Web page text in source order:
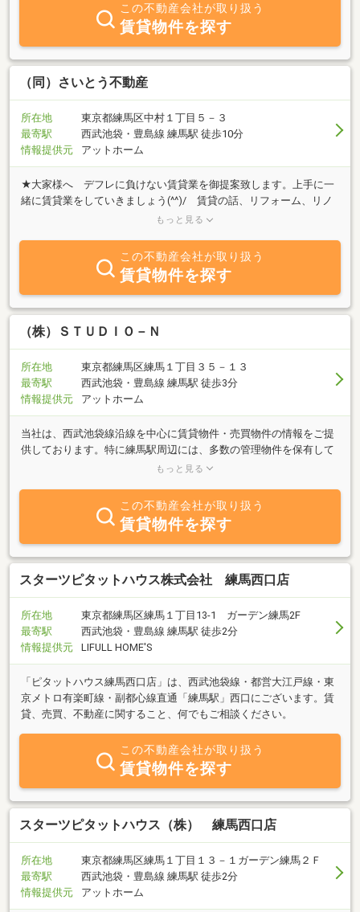
この不動産会社が取り扱う
賃貸物件を探す
（同）さいとう不動産
所在地
東京都練馬区中村１丁目５－３
最寄駅
西武池袋・豊島線 練馬駅 徒歩10分
情報提供元
アットホーム
★大家様へ デフレに負けない賃貸業を御提案致します。上手に一
緒に賃貸業をしていきましょう(^^)/ 賃貸の話、リフォーム、リノ
ベーション、再建築不可物件の活かし方のお話等、どんな御相談で
を売りたい方へ 再建築不可の物件等の場合でもご相談ください
(^_-)-☆☆お部屋を借りたいお客様、金利の安い今、お家を買いたい
お客様へ。 賃貸はこのページでは一部しか御紹介しておりません
が右上のホームページボタンをクリックしていただけると更に物件
がございます。(^_-)-☆◎月極駐車場は中村～豊玉エリアまで15000
から紹介できます。屋根付きもあるよ！（バイク用も有）(^_-)-☆
に他の駐車場も御覧になれます。■生活保護者、被災者の方 ご相
談に乗ります(^_-)-☆◎火災警報器 取り付け工事やってます！一個
￥4000(部品代込) その他ルームクリーニン工事やります
もっと見る
この不動産会社が取り扱う
賃貸物件を探す
（株）ＳＴＵＤＩＯ－Ｎ
所在地
東京都練馬区練馬１丁目３５－１３
最寄駅
西武池袋・豊島線 練馬駅 徒歩3分
情報提供元
アットホーム
当社は、西武池袋線沿線を中心に賃貸物件・売買物件の情報をご提
供しております。特に練馬駅周辺には、多数の管理物件を保有して
おります。お客様のライフスタイルに合った部屋だけでなく、生活
へお気軽にお問合わせください。不動産・建築企画についてのご相
談も承っておりますので、ホームページをご覧下さい。
もっと見る
この不動産会社が取り扱う
賃貸物件を探す
スターツピタットハウス株式会社 練馬西口店
所在地
東京都練馬区練馬１丁目13-1 ガーデン練馬2F
最寄駅
西武池袋・豊島線 練馬駅 徒歩2分
情報提供元
LIFULL HOME'S
「ピタットハウス練馬西口店」は、西武池袋線・都営大江戸線・東
京メトロ有楽町線・副都心線直通「練馬駅」西口にございます。賃
貸、売買、不動産に関すること、何でもご相談ください。
この不動産会社が取り扱う
賃貸物件を探す
スターツピタットハウス（株） 練馬西口店
所在地
東京都練馬区練馬１丁目１３－１ガーデン練馬２Ｆ
最寄駅
西武池袋・豊島線 練馬駅 徒歩2分
情報提供元
アットホーム